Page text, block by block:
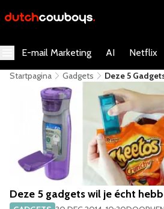
E-mail Marketing AI Netflix
Startpagina Gadgets Deze 5
Deze 5 gadgets wil je écht